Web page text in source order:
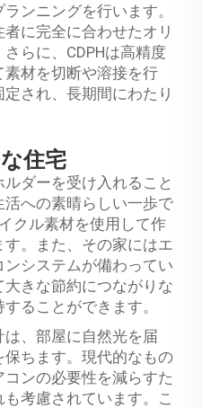
ンニングを行います。
に完全に合わせたオリ
らに、CDPHは高精度
材を切断や溶接を行
され、長期間にわたり
住宅
ダーを受け入れること
への素晴らしい一歩で
クル素材を使用して作
。また、その家にはエ
システムが備わってい
きな節約につながりな
ることができます。
、部屋に自然光を届
ちます。現代的なもの
ンの必要性を減らすた
考慮されています。こ